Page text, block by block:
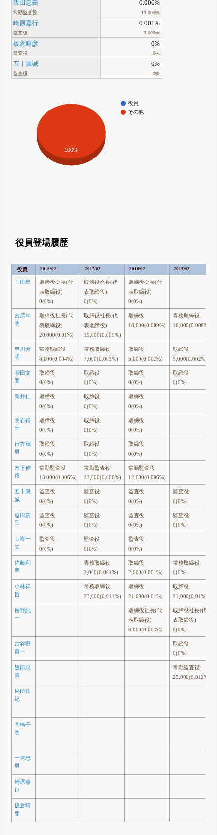
飯田忠義
常勤監査役
0.006%
13,000株
崎原嘉行
監査役
0.001%
3,000株
板倉晴彦
監査役
0%
0株
五十嵐誠
監査役
0%
0株
役員
その他
100%
役員登場履歴
役員 2018/02 2017/02 2016/02 2015/02
山田昇
取締役会長(代
表取締役)
0(0%)
取締役会長(代
表取締役)
0(0%)
取締役会長(代
表取締役)
0(0%)
宮原年
明
取締役社長(代
表取締役)
20,000(0.01%)
取締役社長(代
表取締役)
19,000(0.009%)
取締役
18,000(0.009%)
専務取締役
16,000(0.008%)
早川芳
明
常務取締役
8,000(0.004%)
常務取締役
7,000(0.003%)
取締役
5,000(0.002%)
取締役
5,000(0.002%)
増田文
彦
取締役
0(0%)
取締役
0(0%)
取締役
0(0%)
取締役
0(0%)
新井仁
取締役
0(0%)
取締役
0(0%)
取締役
0(0%)
明石裕
士
取締役
0(0%)
取締役
0(0%)
取締役
0(0%)
行方茂
男
取締役
0(0%)
取締役
0(0%)
取締役
0(0%)
木下伸
路
常勤監査役
13,000(0.006%)
常勤監査役
13,000(0.006%)
常勤監査役
12,000(0.006%)
五十嵐
誠
監査役
0(0%)
監査役
0(0%)
監査役
0(0%)
監査役
0(0%)
迫田清
己
監査役
0(0%)
監査役
0(0%)
監査役
0(0%)
監査役
0(0%)
山嵜一
夫
監査役
0(0%)
監査役
0(0%)
監査役
0(0%)
佐藤利
幸
専務取締役
3,000(0.001%)
取締役
2,000(0.001%)
常務取締役
0(0%)
小林祥
哲
常務取締役
23,000(0.011%)
取締役
21,000(0.01%)
取締役
21,000(0.01%)
長野純
一
取締役社長(代
表取締役)
6,000(0.003%)
取締役社長(代
表取締役)
0(0%)
古谷野
賢一
取締役
0(0%)
飯田忠
義
常勤監査役
25,000(0.012%)
松田佳
紀
高橋千
明
一宮忠
男
崎原嘉
行
板倉晴
彦